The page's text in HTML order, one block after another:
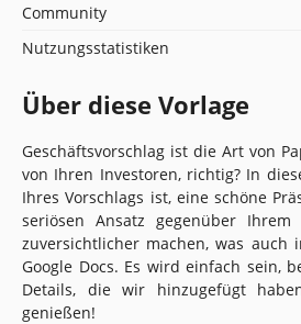
Community
Nutzungsstatistiken
Über diese Vorlage
Geschäftsvorschlag ist die Art von
von Ihren Investoren, richtig? In
Ihres Vorschlags ist, eine schöne
seriösen Ansatz gegenüber
zuversichtlicher machen, was auch
Google Docs. Es wird einfach sein,
Details, die wir hinzugefügt
genießen!